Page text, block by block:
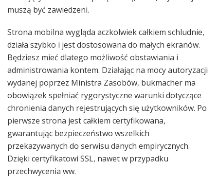
muszą być zawiedzeni.
Strona mobilna wygląda aczkolwiek całkiem schludnie,
działa szybko i jest dostosowana do małych ekranów.
Będziesz mieć dlatego możliwość obstawiania i
administrowania kontem. Działając na mocy autoryzacji
wydanej poprzez Ministra Zasobów, bukmacher ma
obowiązek spełniać rygorystyczne warunki dotyczące
chronienia danych rejestrujących się użytkowników. Po
pierwsze strona jest całkiem certyfikowana,
gwarantując bezpieczeństwo wszelkich
przekazywanych do serwisu danych empirycznych.
Dzięki certyfikatowi SSL, nawet w przypadku
przechwycenia ww.